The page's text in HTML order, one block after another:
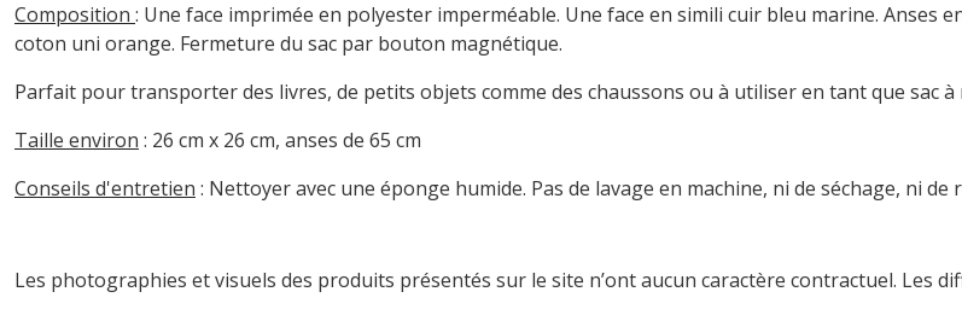
Composition : Une face imprimée en polyester imperméable. Une face en simili cuir bleu marine.
coton uni orange. Fermeture du sac par bouton magnétique.
Parfait pour transporter des livres, de petits objets comme des chaussons ou à utiliser en tant que sac à
Taille environ : 26 cm x 26 cm, anses de 65 cm
Conseils d'entretien : Nettoyer avec une éponge humide. Pas de lavage en machine, ni de séchage, ni de
Les photographies et visuels des produits présentés sur le site n’ont aucun caractère contractuel. Les